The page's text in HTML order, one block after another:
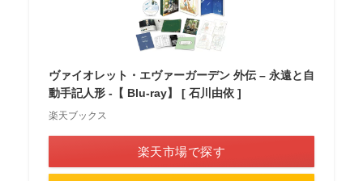
ヴァイオレット・エヴァーガーデン 外伝 – 永遠と自
動手記人形 -【 Blu-ray】 [ 石川由依 ]
楽天ブックス
楽天市場で探す